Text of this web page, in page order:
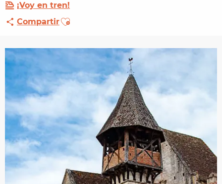
¡Voy en tren!
CompartirAjouter aux favoris